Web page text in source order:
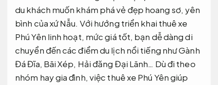
du khách muốn khám phá vẻ đẹp hoang sơ, yên
bình của xứ Nẫu. Với hướng triển khai thuê xe
Phú Yên linh hoạt, mức giá tốt, bạn dễ dàng di
chuyển đến các điểm du lịch nổi tiếng như Gành
Đá Đĩa, Bãi Xép, Hải đăng Đại Lãnh… Dù đi theo
nhóm hay gia đình, việc thuê xe Phú Yên giúp